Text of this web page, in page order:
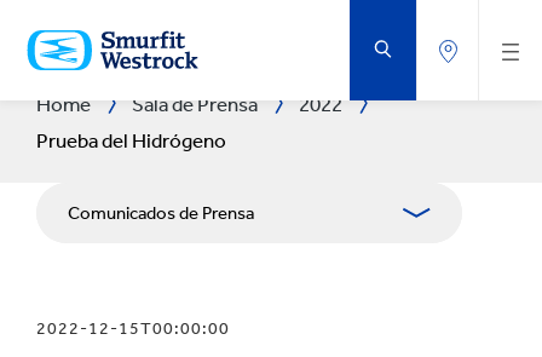
AL
CONTENIDO
PRINCIPAL
Home Sala de Prensa
2022
Prueba del Hidrógeno
Comunicados de Prensa
Relaciones con Prensa
2022-12-15T00:00:00